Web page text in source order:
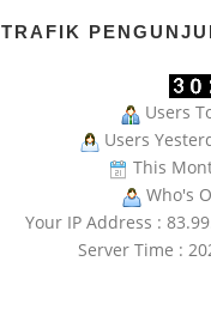
TRAFIK
Users
Users
This
Who's
Your IP Address :
Server Time :